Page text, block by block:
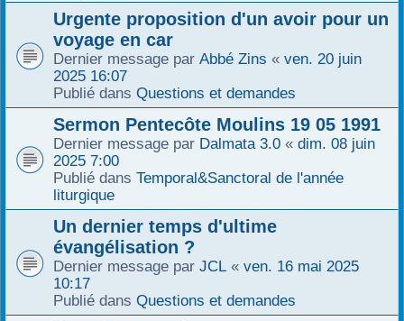
Urgente proposition d'un avoir pour un
voyage en car
Dernier message par Abbé Zins « ven. 20 juin
2025 16:07
Publié dans Questions et demandes
Sermon Pentecôte Moulins 19 05 1991
Dernier message par Dalmata 3.0 « dim. 08 juin
2025 7:00
Publié dans Temporal&Sanctoral de l'année
liturgique
Un dernier temps d'ultime
évangélisation ?
Dernier message par JCL « ven. 16 mai 2025
10:17
Publié dans Questions et demandes